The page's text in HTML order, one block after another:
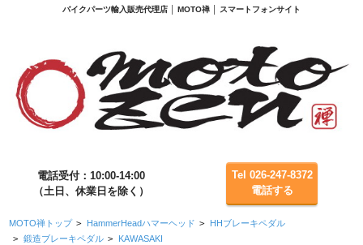
バイクパーツ輸入販売代理店 │ MOTO禅 │ スマートフォンサイト
電話受付：10:00-14:00
（土日、休業日を除く）
Tel 026-247-8372
電話する
MOTO禅トップ > HammerHeadハマーヘッド > HHブレーキペダル
> 鍛造ブレーキペダル > KAWASAKI